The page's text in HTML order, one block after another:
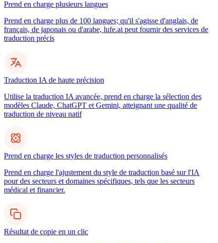
Prend en charge plusieurs langues
Prend en charge plus de 100 langues; qu'il s'agisse d'anglais, de
français, de japonais ou d'arabe, lufe.ai peut fournir des services de
traduction précis
Traduction IA de haute précision
Utilise la traduction IA avancée, prend en charge la sélection des
modèles Claude, ChatGPT et Gemini, atteignant une qualité de
traduction de niveau natif
Prend en charge les styles de traduction personnalisés
Prend en charge l'ajustement du style de traduction basé sur l'IA
pour des secteurs et domaines spécifiques, tels que les secteurs
médical et financier.
Résultat de copie en un clic